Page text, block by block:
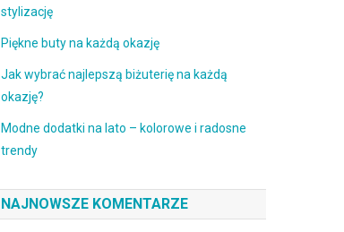
stylizację
Piękne buty na każdą okazję
Jak wybrać najlepszą biżuterię na każdą
okazję?
Modne dodatki na lato – kolorowe i radosne
trendy
NAJNOWSZE KOMENTARZE